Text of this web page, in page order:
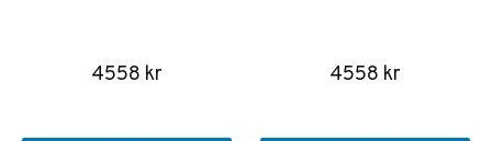
4558 kr 4558 kr